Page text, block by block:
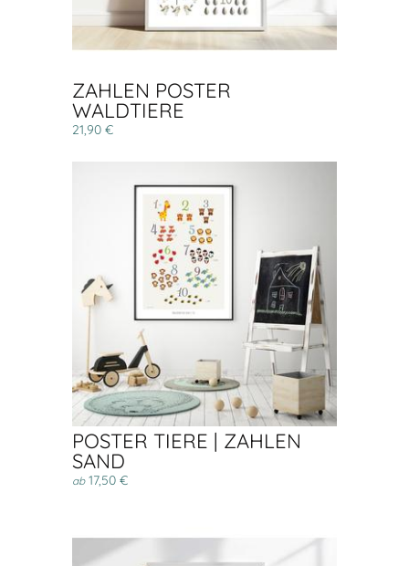
ZAHLEN POSTER
WALDTIERE
21,90 €
POSTER TIERE | ZAHLEN
SAND
ab17,50 €